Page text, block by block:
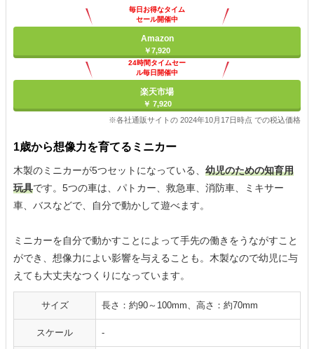
毎日お得なタイム
セール開催中
Amazon
￥7,920
24時間タイムセー
ル毎日開催中
楽天市場
￥ 7,920
※各社通販サイトの 2024年10月17日時点 での税込価格
1歳から想像力を育てるミニカー
木製のミニカーが5つセットになっている、 幼児のための知育用
玩具です。5つの車は、パトカー、救急車、消防車、ミキサー
車、バスなどで、自分で動かして遊べます。
ミニカーを自分で動かすことによって手先の働きをうながすこと
ができ、想像力によい影響を与えることも。木製なので幼児に与
えても大丈夫なつくりになっています。
サイズ 長さ：約90～100mm、高さ：約70mm
スケール -